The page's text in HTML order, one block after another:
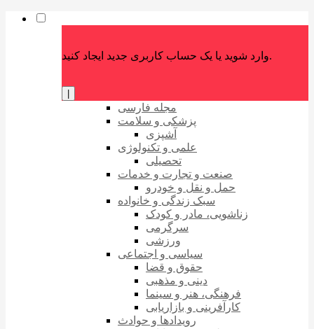
وارد شوید یا یک حساب کاربری جدید ایجاد کنید.
مجله فارسی
پزشکی و سلامت
آشپزی
علمی و تکنولوژی
تحصیلی
صنعت و تجارت و خدمات
حمل و نقل و خودرو
سبک زندگی و خانواده
زناشویی، مادر و کودک
سرگرمی
ورزشی
سیاسی و اجتماعی
حقوق و قضا
دینی و مذهبی
فرهنگی، هنر و سینما
کارآفرینی و بازاریابی
رویدادها و حوادث